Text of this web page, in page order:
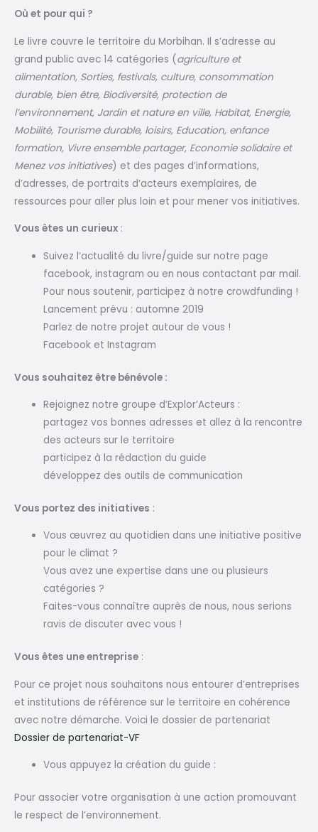
Où et pour qui ?
Le livre couvre le territoire du Morbihan. Il s’adresse au
grand public avec 14 catégories (agriculture et
alimentation, Sorties, festivals, culture, consommation
durable, bien être, Biodiversité, protection de
l’environnement, Jardin et nature en ville, Habitat, Energie,
Mobilité, Tourisme durable, loisirs, Education, enfance
formation, Vivre ensemble partager, Economie solidaire et
Menez vos initiatives) et des pages d’informations,
d’adresses, de portraits d’acteurs exemplaires, de
ressources pour aller plus loin et pour mener vos initiatives.
Vous êtes un curieux :
Suivez l’actualité du livre/guide sur notre page
facebook, instagram ou en nous contactant par mail.
Pour nous soutenir, participez à notre crowdfunding !
Lancement prévu : automne 2019
Parlez de notre projet autour de vous !
Facebook et Instagram
Vous souhaitez être bénévole :
Rejoignez notre groupe d’Explor’Acteurs :
partagez vos bonnes adresses et allez à la rencontre
des acteurs sur le territoire
participez à la rédaction du guide
développez des outils de communication
Vous portez des initiatives :
Vous œuvrez au quotidien dans une initiative positive
pour le climat ?
Vous avez une expertise dans une ou plusieurs
catégories ?
Faites-vous connaître auprès de nous, nous serions
ravis de discuter avec vous !
Vous êtes une entreprise :
Pour ce projet nous souhaitons nous entourer d’entreprises
et institutions de référence sur le territoire en cohérence
avec notre démarche. Voici le dossier de partenariat
Dossier de partenariat-VF
Vous appuyez la création du guide :
Pour associer votre organisation à une action promouvant
le respect de l’environnement.